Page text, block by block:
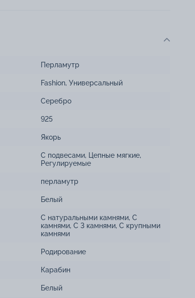
Перламутр
Fashion, Универсальный
Серебро
925
Якорь
С подвесами, Цепные мягкие,
Регулируемые
перламутр
Белый
С натуральными камнями, С
камнями, С 3 камнями, С крупными
камнями
Родирование
Карабин
Белый